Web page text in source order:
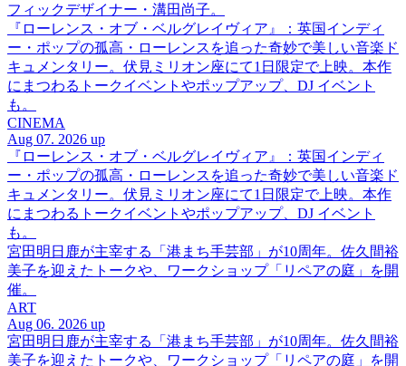
フィックデザイナー・溝田尚子。
『ローレンス・オブ・ベルグレイヴィア』：英国インディ
ー・ポップの孤高・ローレンスを追った奇妙で美しい音楽ド
キュメンタリー。伏見ミリオン座にて1日限定で上映。本作
にまつわるトークイベントやポップアップ、DJ イベント
も。
CINEMA
Aug 07. 2026 up
『ローレンス・オブ・ベルグレイヴィア』：英国インディ
ー・ポップの孤高・ローレンスを追った奇妙で美しい音楽ド
キュメンタリー。伏見ミリオン座にて1日限定で上映。本作
にまつわるトークイベントやポップアップ、DJ イベント
も。
宮田明日鹿が主宰する「港まち手芸部」が10周年。佐久間裕
美子を迎えたトークや、ワークショップ「リペアの庭」を開
催。
ART
Aug 06. 2026 up
宮田明日鹿が主宰する「港まち手芸部」が10周年。佐久間裕
美子を迎えたトークや、ワークショップ「リペアの庭」を開